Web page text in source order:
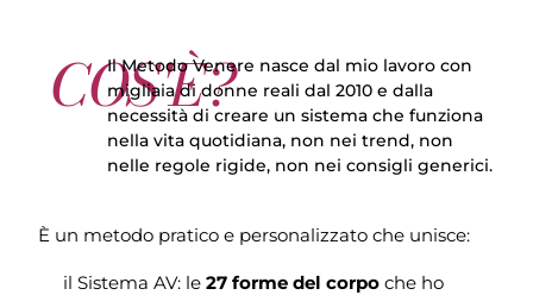
COS'È?
Il Metodo Venere nasce dal mio lavoro con
migliaia di donne reali dal 2010 e dalla
necessità di creare un sistema che funziona
nella vita quotidiana, non nei trend, non
nelle regole rigide, non nei consigli generici.
È un metodo pratico e personalizzato che unisce:
il Sistema AV: le 27 forme del corpoche ho